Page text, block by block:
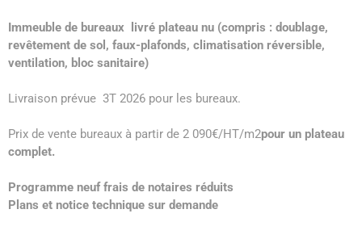
Immeuble de bureaux livré plateau nu (compris : doublage,
revêtement de sol, faux-plafonds, climatisation réversible,
ventilation, bloc sanitaire)
Livraison prévue 3T 2026 pour les bureaux.
Prix de vente bureaux à partir de 2 090€/HT/m2pour un plateau
complet.
Programme neuf frais de notaires réduits
Plans et notice technique sur demande